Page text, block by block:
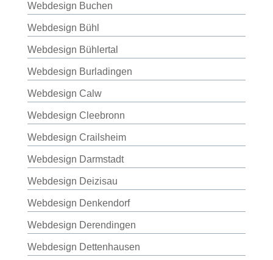
Webdesign Buchen
Webdesign Bühl
Webdesign Bühlertal
Webdesign Burladingen
Webdesign Calw
Webdesign Cleebronn
Webdesign Crailsheim
Webdesign Darmstadt
Webdesign Deizisau
Webdesign Denkendorf
Webdesign Derendingen
Webdesign Dettenhausen